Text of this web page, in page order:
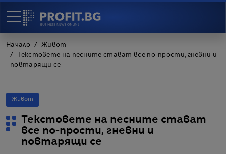
Начало
Живот
Текстовете на песните стават все по-прости, гневни и
повтарящи се
Живот
Текстовете на песните стават
все по-прости, гневни и
повтарящи се